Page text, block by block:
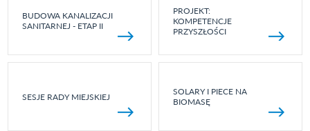
BUDOWA KANALIZACJI
SANITARNEJ - ETAP II
PROJEKT:
KOMPETENCJE
PRZYSZŁOŚCI
SESJE RADY MIEJSKIEJ
SOLARY I PIECE NA
BIOMASĘ